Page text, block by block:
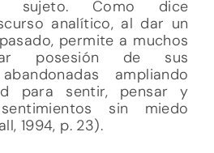
sujeto. Como dice
analítico, al dar un
permite a muchos
posesión de sus
ampliando
para sentir, pensar y
sin miedo
1994, p. 23).